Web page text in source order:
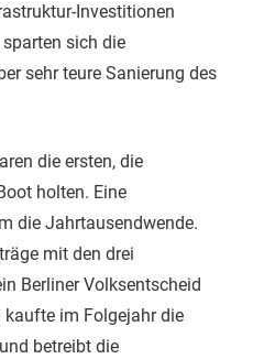
Investitionen
sich die
sehr teure Sanierung des
die ersten, die
holten. Eine
die Jahrtausendwende.
mit den drei
Berliner Volksentscheid
im Folgejahr die
betreibt die